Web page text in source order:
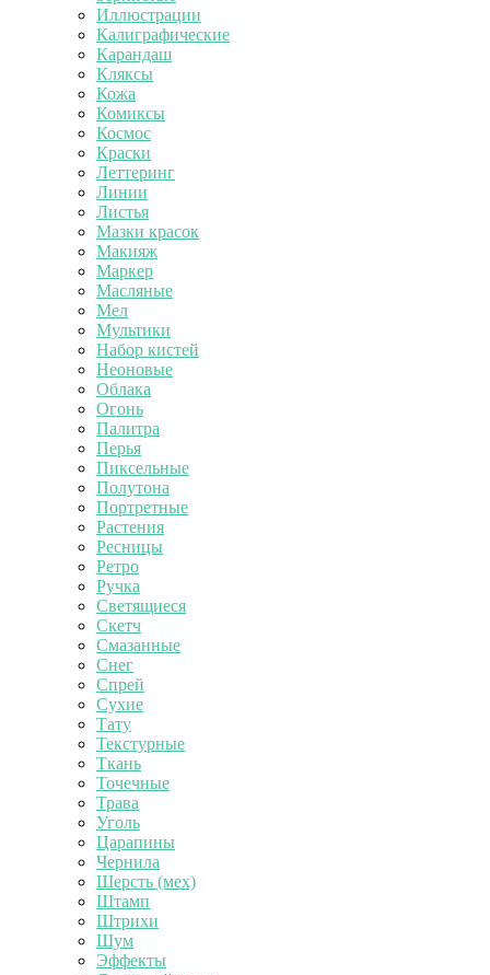
Иллюстрации
Калиграфические
Карандаш
Кляксы
Кожа
Комиксы
Космос
Краски
Леттеринг
Линии
Листья
Мазки красок
Макияж
Маркер
Масляные
Мел
Мультики
Набор кистей
Неоновые
Облака
Огонь
Палитра
Перья
Пиксельные
Полутона
Портретные
Растения
Ресницы
Ретро
Ручка
Светящиеся
Скетч
Смазанные
Снег
Спрей
Сухие
Тату
Текстурные
Ткань
Точечные
Трава
Уголь
Царапины
Чернила
Шерсть (мех)
Штамп
Штрихи
Шум
Эффекты